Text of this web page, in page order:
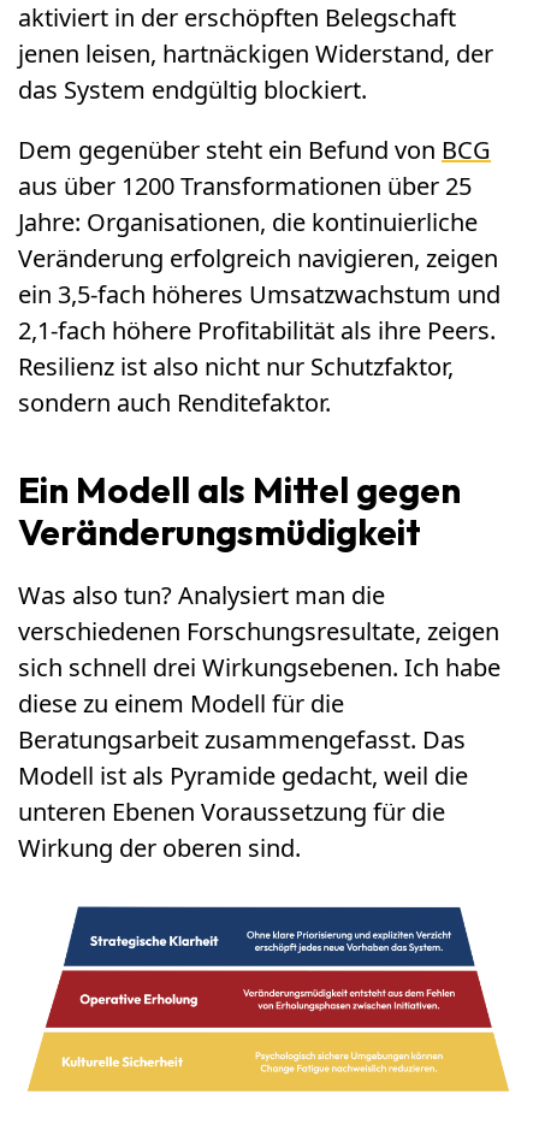
aktiviert in der erschöpften Belegschaft
jenen leisen, hartnäckigen Widerstand, der
das System endgültig blockiert.
Dem gegenüber steht ein Befund von BCG
aus über 1200 Transformationen über 25
Jahre: Organisationen, die kontinuierliche
Veränderung erfolgreich navigieren, zeigen
ein 3,5-fach höheres Umsatzwachstum und
2,1-fach höhere Profitabilität als ihre Peers.
Resilienz ist also nicht nur Schutzfaktor,
sondern auch Renditefaktor.
Ein Modell als Mittel gegen
Veränderungsmüdigkeit
Was also tun? Analysiert man die
verschiedenen Forschungsresultate, zeigen
sich schnell drei Wirkungsebenen. Ich habe
diese zu einem Modell für die
Beratungsarbeit zusammengefasst. Das
Modell ist als Pyramide gedacht, weil die
unteren Ebenen Voraussetzung für die
Wirkung der oberen sind.